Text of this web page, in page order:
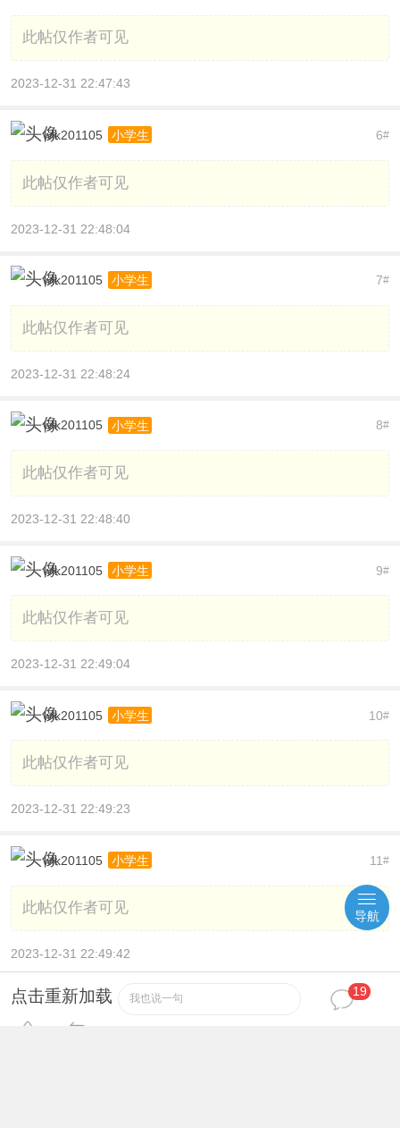
此帖仅作者可见
2023-12-31 22:47:43
6#
wlk201105 小学生
此帖仅作者可见
2023-12-31 22:48:04
7#
wlk201105 小学生
此帖仅作者可见
2023-12-31 22:48:24
8#
wlk201105 小学生
此帖仅作者可见
2023-12-31 22:48:40
9#
wlk201105 小学生
此帖仅作者可见
2023-12-31 22:49:04
10#
wlk201105 小学生
此帖仅作者可见
2023-12-31 22:49:23
11#
wlk201105 小学生
此帖仅作者可见
2023-12-31 22:49:42
wlk201105 小学生
点击重新加载 我也说一句
19
导航